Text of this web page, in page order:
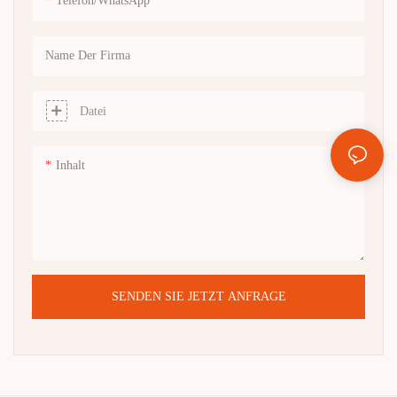
Name Der Firma
Datei
Inhalt
SENDEN SIE JETZT ANFRAGE
Konstruktionen mit eleganter